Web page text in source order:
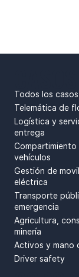
Todos los
Telemática de
Logística y
entrega
Compartimiento
vehículos
Gestión de
eléctrica
Transporte
emergencia
Agricultura,
minería
Activos y mano
Driver safety